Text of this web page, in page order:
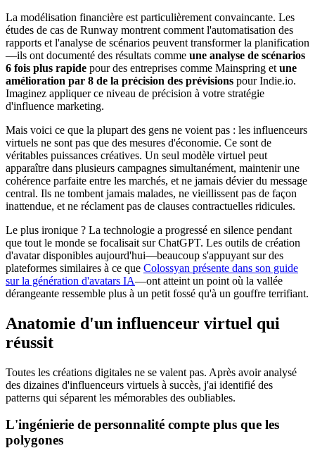
La modélisation financière est particulièrement convaincante. Les
études de cas de Runway montrent comment l'automatisation des
rapports et l'analyse de scénarios peuvent transformer la planification
—ils ont documenté des résultats comme une analyse de scénarios
6 fois plus rapide pour des entreprises comme Mainspring et une
amélioration par 8 de la précision des prévisions pour Indie.io.
Imaginez appliquer ce niveau de précision à votre stratégie
d'influence marketing.
Mais voici ce que la plupart des gens ne voient pas : les influenceurs
virtuels ne sont pas que des mesures d'économie. Ce sont de
véritables puissances créatives. Un seul modèle virtuel peut
apparaître dans plusieurs campagnes simultanément, maintenir une
cohérence parfaite entre les marchés, et ne jamais dévier du message
central. Ils ne tombent jamais malades, ne vieillissent pas de façon
inattendue, et ne réclament pas de clauses contractuelles ridicules.
Le plus ironique ? La technologie a progressé en silence pendant
que tout le monde se focalisait sur ChatGPT. Les outils de création
d'avatar disponibles aujourd'hui—beaucoup s'appuyant sur des
plateformes similaires à ce que Colossyan présente dans son guide
sur la génération d'avatars IA—ont atteint un point où la vallée
dérangeante ressemble plus à un petit fossé qu'à un gouffre terrifiant.
Anatomie d'un influenceur virtuel qui
réussit
Toutes les créations digitales ne se valent pas. Après avoir analysé
des dizaines d'influenceurs virtuels à succès, j'ai identifié des
patterns qui séparent les mémorables des oubliables.
L'ingénierie de personnalité compte plus que les
polygones